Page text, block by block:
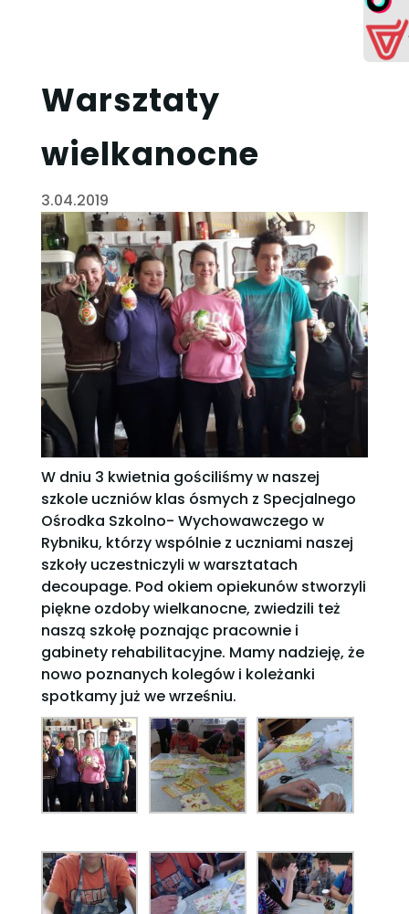
Warsztaty
wielkanocne
3.04.2019
W dniu 3 kwietnia gościliśmy w naszej
szkole uczniów klas ósmych z Specjalnego
Ośrodka Szkolno- Wychowawczego w
Rybniku, którzy wspólnie z uczniami naszej
szkoły uczestniczyli w warsztatach
decoupage. Pod okiem opiekunów stworzyli
piękne ozdoby wielkanocne, zwiedzili też
naszą szkołę poznając pracownie i
gabinety rehabilitacyjne. Mamy nadzieję, że
nowo poznanych kolegów i koleżanki
spotkamy już we wrześniu.